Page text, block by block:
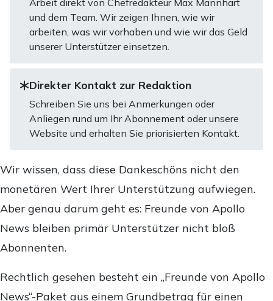
Arbeit direkt von Chefredakteur Max Mannhart
und dem Team. Wir zeigen Ihnen, wie wir
arbeiten, was wir vorhaben und wie wir das Geld
unserer Unterstützer einsetzen.
Direkter Kontakt zur Redaktion
Schreiben Sie uns bei Anmerkungen oder
Anliegen rund um Ihr Abonnement oder unsere
Website und erhalten Sie priorisierten Kontakt.
Wir wissen, dass diese Dankeschöns nicht den
monetären Wert Ihrer Unterstützung aufwiegen.
Aber genau darum geht es: Freunde von Apollo
News bleiben primär Unterstützer nicht bloß
Abonnenten.
Rechtlich gesehen besteht ein „Freunde von Apollo
News“-Paket aus einem Grundbetrag für einen